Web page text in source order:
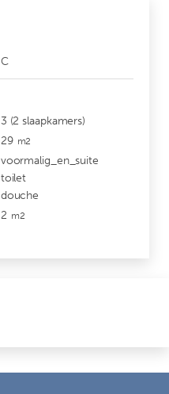
C
3 (2 slaapkamers)
29 m2
voormalig_en_suite
toilet
douche
2 m2